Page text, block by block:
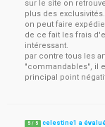
sur le site on
plus des exclusivités.
on peut faire
de ce fait les frais
intéressant.
par contre tous les
"commandables", il
principal point
5 / 5 celestine1 a